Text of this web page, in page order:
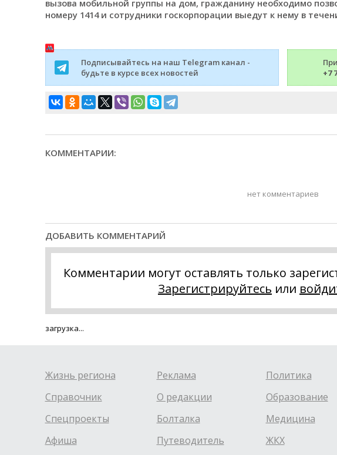
вызова мобильной группы на дом, гражданину необходимо
номеру 1414 и сотрудники госкорпорации выедут к нему в
Подписывайтесь на наш Telegram канал -
будьте в курсе всех новостей
+7
КОММЕНТАРИИ:
нет комментариев
ДОБАВИТЬ КОММЕНТАРИЙ
Комментарии могут оставлять только
Зарегистрируйтесь или
загрузка...
Жизнь региона
Справочник
Спецпроекты
Афиша
Реклама
О редакции
Болталка
Путеводитель
Политика
Образование
Медицина
ЖКХ